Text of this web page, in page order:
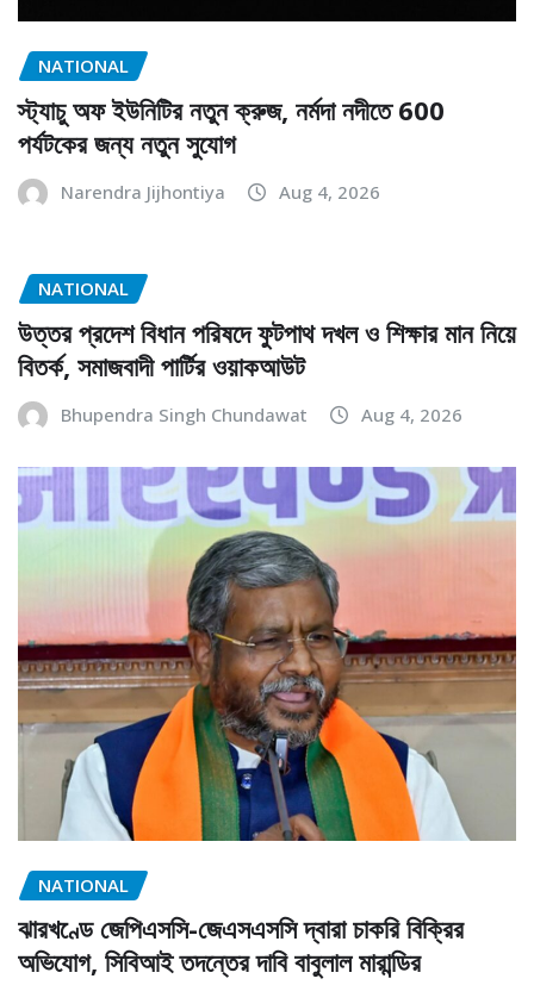
NATIONAL
স্ট্যাচু অফ ইউনিটির নতুন ক্রুজ, নর্মদা নদীতে 600
পর্যটকের জন্য নতুন সুযোগ
Narendra Jijhontiya Aug 4, 2026
NATIONAL
উত্তর প্রদেশ বিধান পরিষদে ফুটপাথ দখল ও শিক্ষার মান নিয়ে
বিতর্ক, সমাজবাদী পার্টির ওয়াকআউট
Bhupendra Singh Chundawat Aug 4, 2026
NATIONAL
ঝারখণ্ডে জেপিএসসি-জেএসএসসি দ্বারা চাকরি বিক্রির
অভিযোগ, সিবিআই তদন্তের দাবি বাবুলাল মারান্ডির